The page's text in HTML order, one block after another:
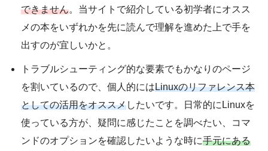
できません。当サイトで紹介している初学者にオスス
メの本をいずれかを先に読んで理解を進めた上で手を
出すのが宜しいかと。
トラブルシューティング的な要素でもかなりのページ
を割いているので、個人的にはLinuxのリファレンス本
としての活用をオススメしたいです。日常的にLinuxを
使っている方が、疑問に感じたことを調べたい、コマ
ンドのオプションを確認したいような時に手元にある